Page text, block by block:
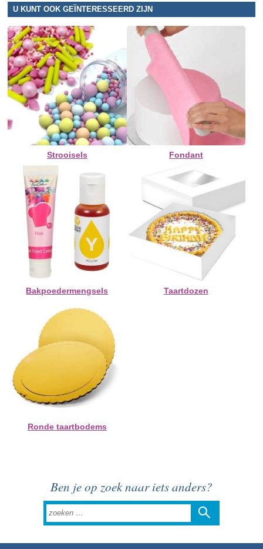
U KUNT OOK GEÏNTERESSEERD ZIJN
Strooisels Fondant
Bakpoedermengsels Taartdozen
Ronde taartbodems
Ben je op zoek naar iets anders?